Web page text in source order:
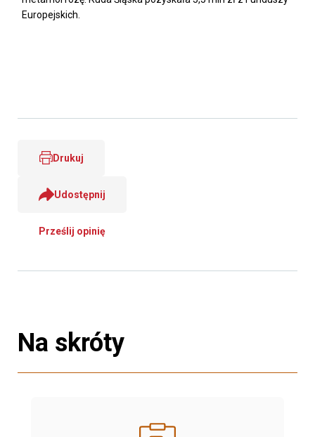
Europejskich.
Drukuj
Udostępnij
Prześlij opinię
Na skróty